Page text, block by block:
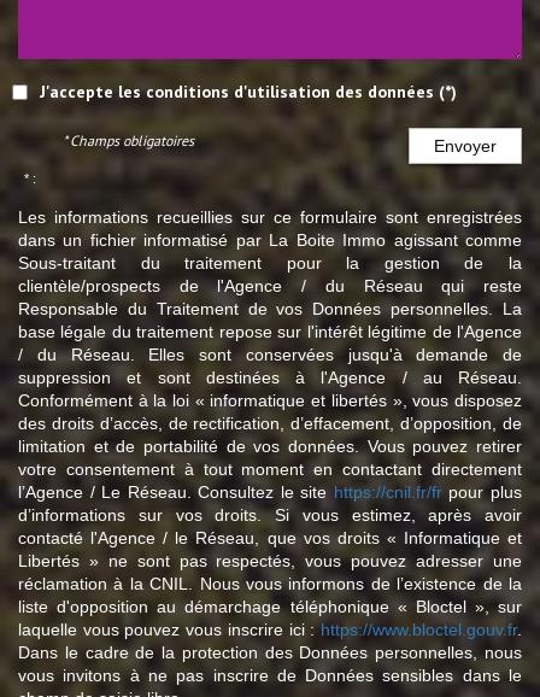
J'accepte les conditions d'utilisation des données (*)
Envoyer
* Champs obligatoires
* :
Les informations recueillies sur ce formulaire sont enregistrées
dans un fichier informatisé par La Boite Immo agissant comme
Sous-traitant du traitement pour la gestion de la
clientèle/prospects de l'Agence / du Réseau qui reste
Responsable du Traitement de vos Données personnelles. La
base légale du traitement repose sur l'intérêt légitime de l'Agence
/ du Réseau. Elles sont conservées jusqu'à demande de
suppression et sont destinées à l'Agence / au Réseau.
Conformément à la loi « informatique et libertés », vous disposez
des droits d’accès, de rectification, d’effacement, d’opposition, de
limitation et de portabilité de vos données. Vous pouvez retirer
votre consentement à tout moment en contactant directement
l’Agence / Le Réseau. Consultez le site https://cnil.fr/frpour plus
d’informations sur vos droits. Si vous estimez, après avoir
contacté l'Agence / le Réseau, que vos droits « Informatique et
Libertés » ne sont pas respectés, vous pouvez adresser une
réclamation à la CNIL. Nous vous informons de l’existence de la
liste d'opposition au démarchage téléphonique « Bloctel », sur
laquelle vous pouvez vous inscrire ici : https://www.bloctel.gouv.fr.
Dans le cadre de la protection des Données personnelles, nous
vous invitons à ne pas inscrire de Données sensibles dans le